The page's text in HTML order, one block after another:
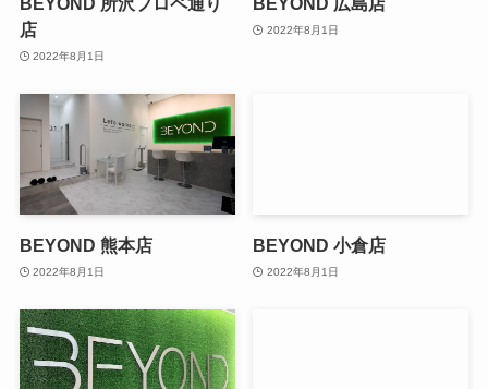
店
2022年8月1日
2022年8月1日
BEYOND 熊本店
2022年8月1日
BEYOND 小倉店
2022年8月1日